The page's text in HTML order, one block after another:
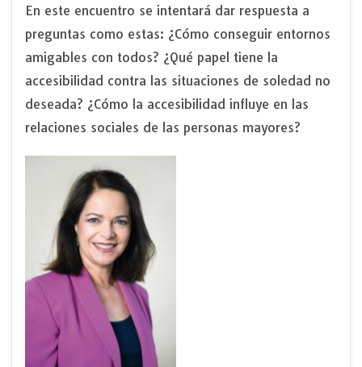
En este encuentro se intentará dar respuesta a
preguntas como estas: ¿Cómo conseguir entornos
amigables con todos? ¿Qué papel tiene la
accesibilidad contra las situaciones de soledad no
deseada? ¿Cómo la accesibilidad influye en las
relaciones sociales de las personas mayores?